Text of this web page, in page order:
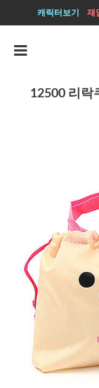
캐릭터보기 재
12500 리락